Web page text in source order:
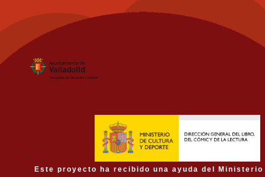
Este proyecto ha recibido una ayuda del